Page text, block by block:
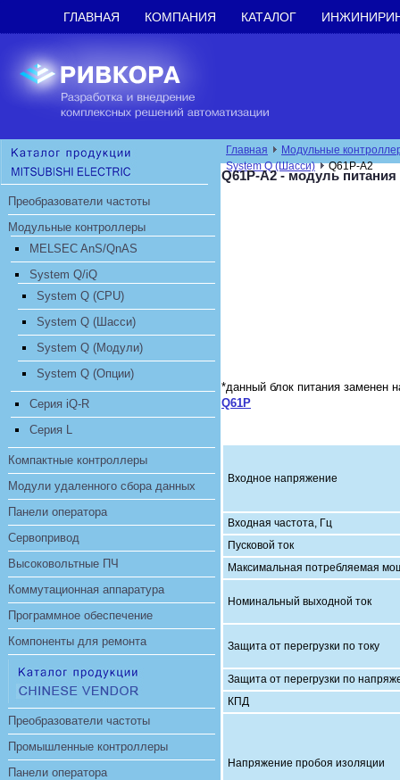
ГЛАВНАЯ КОМПАНИЯ КАТАЛОГ
Преобразователи частоты
Модульные контроллеры
MELSEC AnS/QnAS
System Q/iQ
System Q (CPU)
System Q (Шасси)
System Q (Модули)
System Q (Опции)
Серия iQ-R
Серия L
Компактные контроллеры
Модули удаленного сбора данных
Панели оператора
Сервопривод
Высоковольтные ПЧ
Коммутационная аппаратура
Программное обеспечение
Компоненты для ремонта
Преобразователи частоты
Промышленные контроллеры
Панели оператора
Главная
Модульные
System Q (Шасси)
Q61P-A2
Q61P-A2 - модуль питания
*данный блок питания заменен
Q61P
Входное напряжение
Входная частота, Гц
Пусковой ток
Максимальная потребляемая
Номинальный выходной ток
Защита от перегрузки по току
Защита от перегрузки по
КПД
Напряжение пробоя изоляции